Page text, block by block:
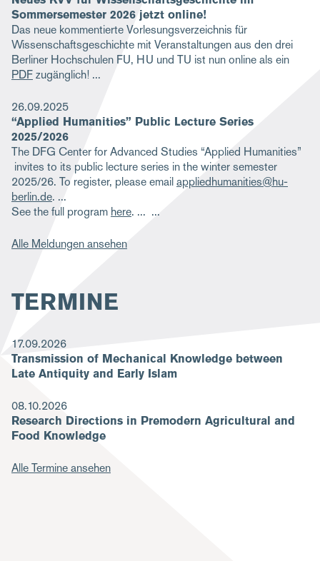
Sommersemester 2026 jetzt online!
Das neue kommentierte Vorlesungsverzeichnis für
Wissenschaftsgeschichte mit Veranstaltungen aus den drei
Berliner Hochschulen FU, HU und TU ist nun online als ein
PDFzugänglich!
26.09.2025
“Applied Humanities” Public Lecture Series
2025/2026
The DFG Center for Advanced Studies “Applied Humanities”
invites to its public lecture series in the winter semester
2025/26. To register, please emailappliedhumanities@hu-
berlin.de.
See the full program here.
Alle Meldungen ansehen
TERMINE
17.09.2026
Transmission of Mechanical Knowledge between
Late Antiquity and Early Islam
08.10.2026
Research Directions in Premodern Agricultural and
Food Knowledge
Alle Termine ansehen